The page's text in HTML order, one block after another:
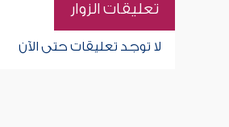
تعليقات الزوار
لا توجد تعليقات حتى الآن